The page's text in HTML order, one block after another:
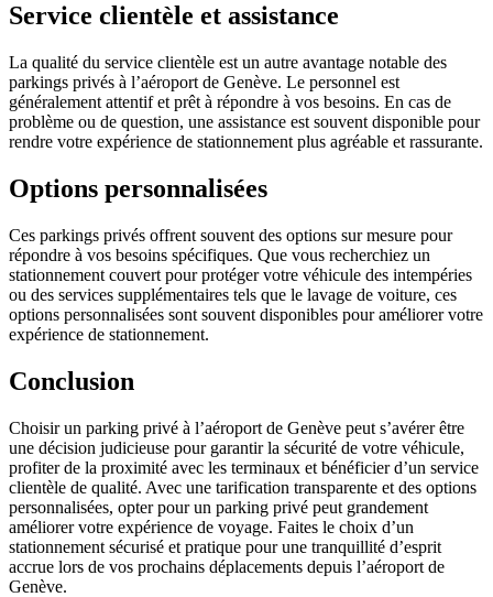
Service clientèle et assistance
La qualité du service clientèle est un autre avantage notable des
parkings privés à l’aéroport de Genève. Le personnel est
généralement attentif et prêt à répondre à vos besoins. En cas de
problème ou de question, une assistance est souvent disponible pour
rendre votre expérience de stationnement plus agréable et rassurante.
Options personnalisées
Ces parkings privés offrent souvent des options sur mesure pour
répondre à vos besoins spécifiques. Que vous recherchiez un
stationnement couvert pour protéger votre véhicule des intempéries
ou des services supplémentaires tels que le lavage de voiture, ces
options personnalisées sont souvent disponibles pour améliorer votre
expérience de stationnement.
Conclusion
Choisir un parking privé à l’aéroport de Genève peut s’avérer être
une décision judicieuse pour garantir la sécurité de votre véhicule,
profiter de la proximité avec les terminaux et bénéficier d’un service
clientèle de qualité. Avec une tarification transparente et des options
personnalisées, opter pour un parking privé peut grandement
améliorer votre expérience de voyage. Faites le choix d’un
stationnement sécurisé et pratique pour une tranquillité d’esprit
accrue lors de vos prochains déplacements depuis l’aéroport de
Genève.